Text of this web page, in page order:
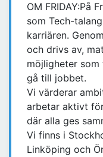
OM FRIDAY:På
som Tech-
karriären.
och drivs av,
möjligheter
gå till jobbet.
Vi värderar
arbetar aktivt
där alla ges
Vi finns i
Linköping och